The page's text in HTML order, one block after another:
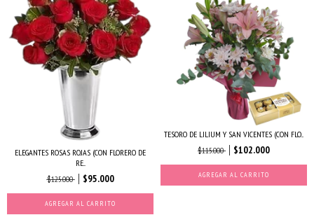
ELEGANTES ROSAS ROJAS (CON FLORERO DE
RE...
$125.000
$95.000
AGREGAR AL CARRITO
TESORO DE LILIUM Y SAN VICENTES (CON FLO...
$115.000
$102.000
AGREGAR AL CARRITO